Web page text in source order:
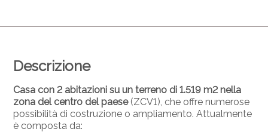
Descrizione
Casa con 2 abitazioni su un terreno di 1.519 m2 nella
zona del centro del paese(ZCV1), che offre numerose
possibilità di costruzione o ampliamento. Attualmente
è composta da: